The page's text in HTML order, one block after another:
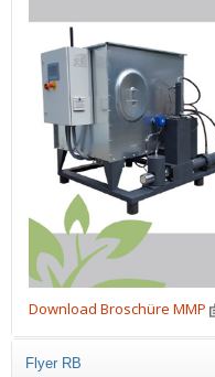
Download Broschüre MMP
Flyer RB